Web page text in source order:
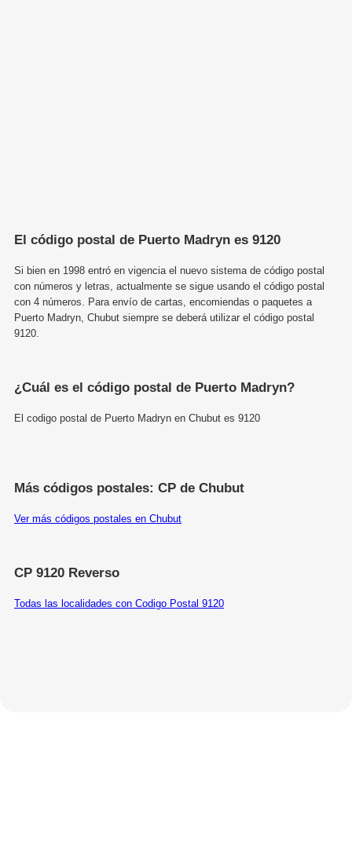
El código postal de Puerto Madryn es 9120
Si bien en 1998 entró en vigencia el nuevo sistema de código postal
con números y letras, actualmente se sigue usando el código postal
con 4 números. Para envío de cartas, encomiendas o paquetes a
Puerto Madryn, Chubut siempre se deberá utilizar el código postal
9120.
¿Cuál es el código postal de Puerto Madryn?
El codigo postal de Puerto Madryn en Chubut es 9120
Más códigos postales: CP de Chubut
Ver más códigos postales en Chubut
CP 9120 Reverso
Todas las localidades con Codigo Postal 9120